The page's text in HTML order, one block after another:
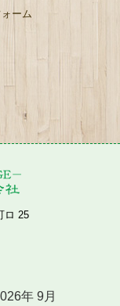
ーム
ロ 25
年 9月